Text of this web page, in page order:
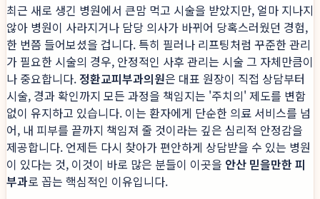
최근 새로 생긴 병원에서 큰맘 먹고 시술을 받았지만, 얼마 지나지
않아 병원이 사라지거나 담당 의사가 바뀌어 당혹스러웠던 경험,
한 번쯤 들어보셨을 겁니다. 특히 필러나 리프팅처럼 꾸준한 관리
가 필요한 시술의 경우, 안정적인 사후 관리는 시술 그 자체만큼이
나 중요합니다. 정환교피부과의원은 대표 원장이 직접 상담부터
시술, 경과 확인까지 모든 과정을 책임지는 '주치의' 제도를 변함
없이 유지하고 있습니다. 이는 환자에게 단순한 의료 서비스를 넘
어, 내 피부를 끝까지 책임져 줄 것이라는 깊은 심리적 안정감을
제공합니다. 언제든 다시 찾아가 편안하게 상담받을 수 있는 병원
이 있다는 것, 이것이 바로 많은 분들이 이곳을 안산 믿을만한 피
부과로 꼽는 핵심적인 이유입니다.